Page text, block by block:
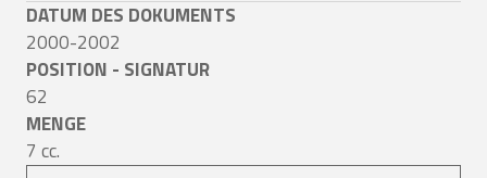
DATUM DES DOKUMENTS
2000-2002
POSITION - SIGNATUR
62
MENGE
7 cc.